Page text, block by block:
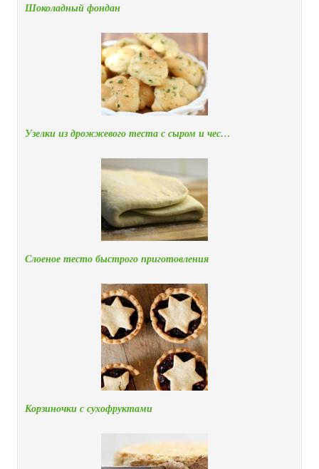
Шоколадный фондан
Узелки из дрожжевого теста с сыром и чес…
Слоеное тесто быстрого приготовления
Корзиночки с сухофруктами